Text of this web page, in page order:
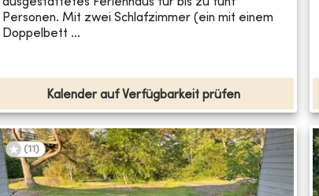
Personen. Mit zwei Schlafzimmer (ein mit einem
Doppelbett ...
Kalender auf Verfügbarkeit prüfen
(11 )